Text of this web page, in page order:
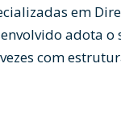
em
adota o
com